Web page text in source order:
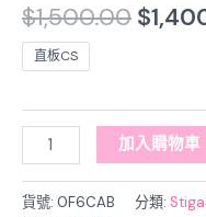
$1,500.00 $
直板CS
加入購物車
貨號: 0F6CAB 分類: